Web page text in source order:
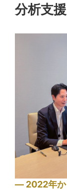
分析支援
2022年